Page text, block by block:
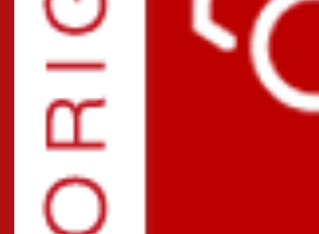
штатного троса управления
Замки для защиты авто от краж автокомпонентов и угона, контроля
доступа . Установка на штатный трос управления. Замки